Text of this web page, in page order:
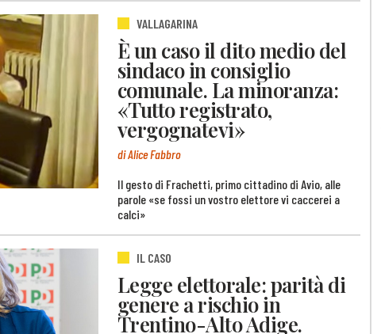
VALLAGARINA
È un caso il dito medio del
sindaco in consiglio
comunale. La minoranza:
«Tutto registrato,
vergognatevi»
di Alice Fabbro
Il gesto di Frachetti, primo cittadino di Avio, alle
parole «se fossi un vostro elettore vi caccerei a
calci»
IL CASO
Legge elettorale: parità di
genere a rischio in
Trentino-Alto Adige.